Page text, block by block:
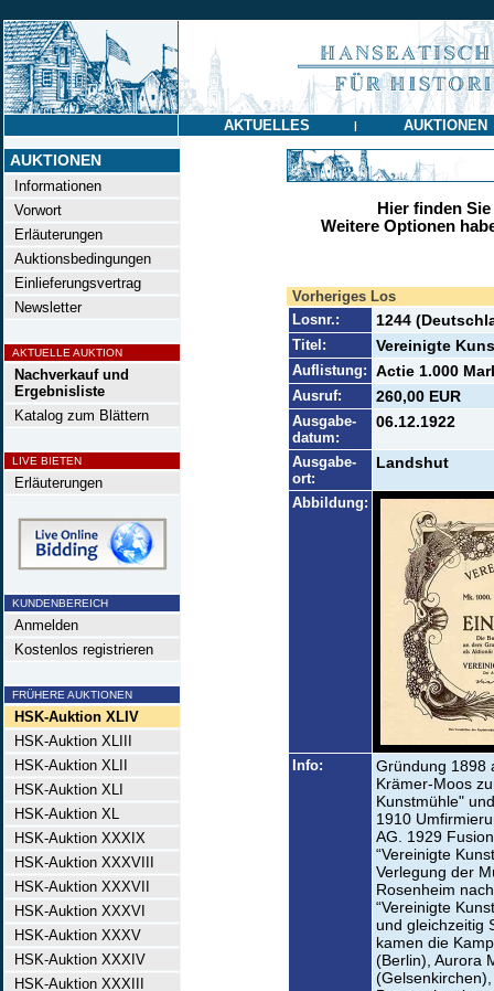
AKTUELLES | AUKTIONEN
AUKTIONEN
Informationen
Vorwort
Erläuterungen
Auktionsbedingungen
Einlieferungsvertrag
Newsletter
AKTUELLE AUKTION
Nachverkauf und
Ergebnisliste
Katalog zum Blättern
LIVE BIETEN
Erläuterungen
KUNDENBEREICH
Anmelden
Kostenlos registrieren
FRÜHERE AUKTIONEN
HSK-Auktion XLIV
HSK-Auktion XLIII
HSK-Auktion XLII
HSK-Auktion XLI
HSK-Auktion XL
HSK-Auktion XXXIX
HSK-Auktion XXXVIII
HSK-Auktion XXXVII
HSK-Auktion XXXVI
HSK-Auktion XXXV
HSK-Auktion XXXIV
HSK-Auktion XXXIII
Hier finden
Weitere Optionen
Vorheriges Los
Losnr.:
1244
Titel: Vereinigte
Auflistung: Actie 1.000
Ausruf: 260,00 EUR
Ausgabe-
datum:
06.12.1922
Ausgabe-
ort:
Landshut
Abbildung:
Info:
Gründung 1898
Krämer-Moos
Kunstmühle"
1910
AG. 1929
“Vereinigte
Verlegung der
Rosenheim
“Vereinigte
und gleichzeitig
kamen die
(Berlin), Aurora